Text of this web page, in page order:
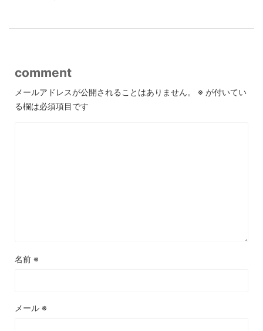
comment
メールアドレスが公開されることはありません。 ※ が付いてい
る欄は必須項目です
名前 ※
メール ※